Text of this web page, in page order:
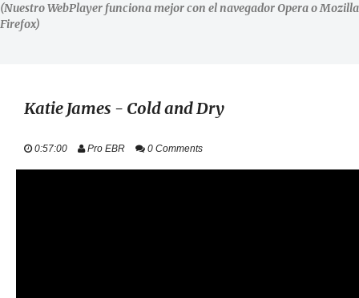
LA RADIO
STAFF
EVENTOS
(Nuestro WebPlayer funciona mejor con el navegador Opera o Mozilla
Firefox)
Katie James - Cold and Dry
0:57:00 Pro EBR 0 Comments